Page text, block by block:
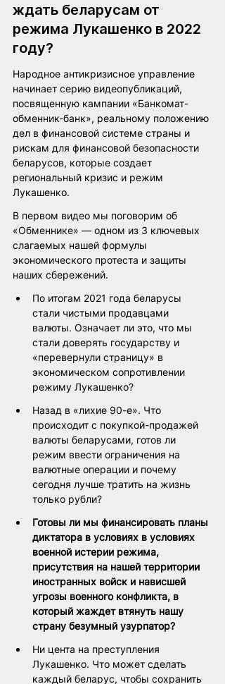
ждать беларусам от
режима Лукашенко в 2022
году?
Народное антикризисное управление
начинает серию видеопубликаций,
посвященную кампании «Банкомат-
обменник-банк», реальному положению
дел в финансовой системе страны и
рискам для финансовой безопасности
беларусов, которые создает
региональный кризис и режим
Лукашенко.
В первом видео мы поговорим об
«Обменнике» — одном из 3 ключевых
слагаемых нашей формулы
экономического протеста и защиты
наших сбережений.
По итогам 2021 года беларусы
стали чистыми продавцами
валюты. Означает ли это, что мы
стали доверять государству и
«перевернули страницу» в
экономическом сопротивлении
режиму Лукашенко?
Назад в «лихие 90-е». Что
происходит с покупкой-продажей
валюты беларусами, готов ли
режим ввести ограничения на
валютные операции и почему
сегодня лучше тратить на жизнь
только рубли?
Готовы ли мы финансировать планы
диктатора в условиях в условиях
военной истерии режима,
присутствия на нашей территории
иностранных войск и нависшей
угрозы военного конфликта, в
который жаждет втянуть нашу
страну безумный узурпатор?
Ни цента на преступления
Лукашенко. Что может сделать
каждый беларус, чтобы сохранить